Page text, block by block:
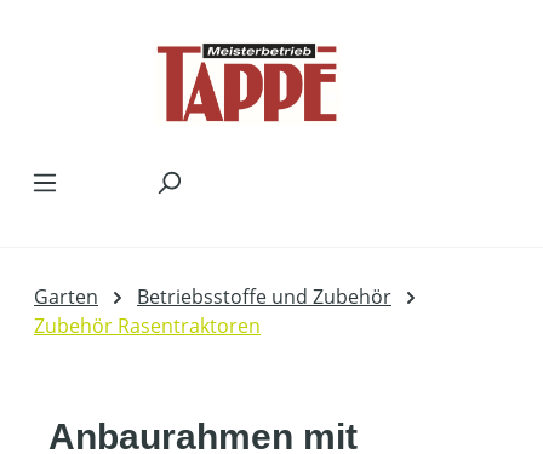
Garten
Betriebsstoffe und Zubehör
Zubehör Rasentraktoren
Anbaurahmen mit